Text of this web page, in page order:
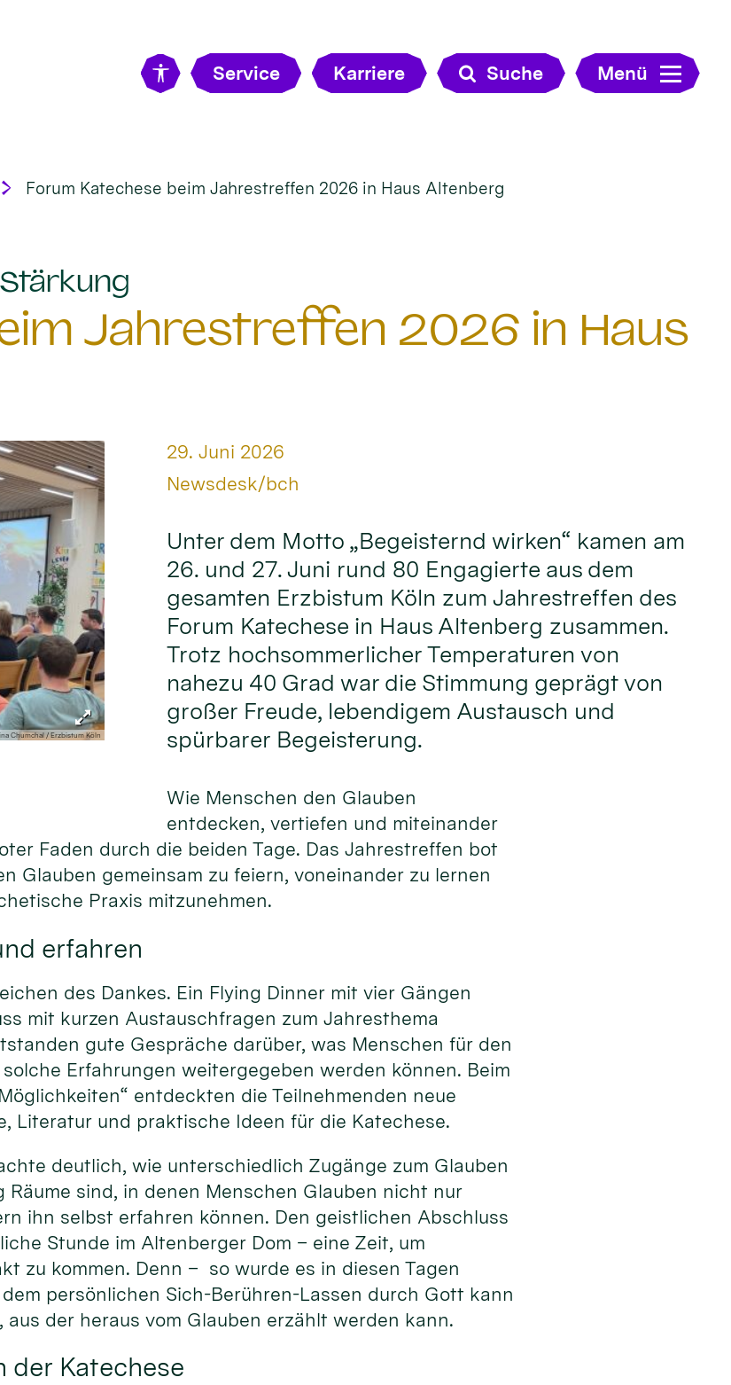
Service Karriere Suche Menü
Forum Katechese beim Jahrestreffen 2026 in Haus Altenberg
Jahrestreffen 2026 in Haus
Chumchal / Erzbistum Köln
Datum:
29. Juni 2026
Von:
Newsdesk/bch
Unter dem Motto „Begeisternd wirken“ kamen am
26. und 27. Juni rund 80 Engagierte aus dem
gesamten Erzbistum Köln zum Jahrestreffen des
Forum Katechese in Haus Altenberg zusammen.
Trotz hochsommerlicher Temperaturen von
nahezu 40 Grad war die Stimmung geprägt von
großer Freude, lebendigem Austausch und
spürbarer Begeisterung.
Wie Menschen den Glauben
entdecken, vertiefen und miteinander
Faden durch die beiden Tage. Das Jahrestreffen bot
Glauben gemeinsam zu feiern, voneinander zu lernen
Praxis mitzunehmen.
erfahren
des Dankes. Ein Flying Dinner mit vier Gängen
mit kurzen Austauschfragen zum Jahresthema
gute Gespräche darüber, was Menschen für den
Erfahrungen weitergegeben werden können. Beim
entdeckten die Teilnehmenden neue
Literatur und praktische Ideen für die Katechese.
deutlich, wie unterschiedlich Zugänge zum Glauben
sind, in denen Menschen Glauben nicht nur
ihn selbst erfahren können. Den geistlichen Abschluss
Stunde im Altenberger Dom – eine Zeit, um
zu kommen. Denn – so wurde es in diesen Tagen
persönlichen Sich-Berühren-Lassen durch Gott kann
der heraus vom Glauben erzählt werden kann.
der Katechese